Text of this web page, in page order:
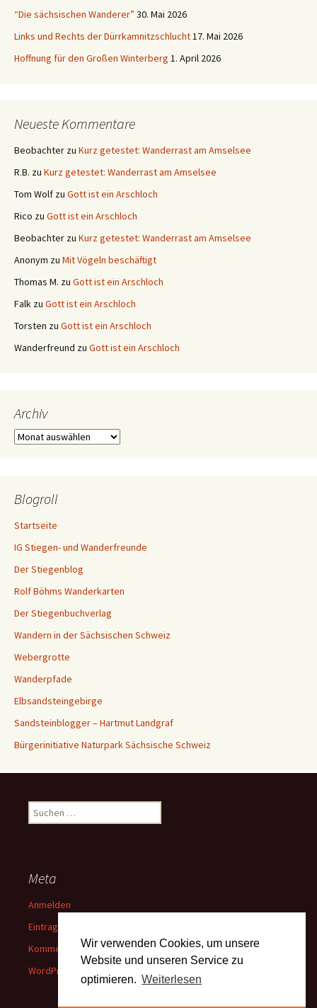
Wir verwenden Cookies, um unsere
Website und unseren Service zu
optimieren. Weiterlesen
“Die sächsischen Wanderer” 30. Mai 2026
Links und Rechts der Dürrkamnitzschlucht17. Mai 2026
Hoffnung für den Großen Winterberg 1. April 2026
Neueste Kommentare
Beobachter zu Kurz getestet: Wanderrast am Amselsee
R.B. zu Kurz getestet: Wanderrast am Amselsee
Tom Wolf zu Gott ist ein Arschloch
Rico zu Gott ist ein Arschloch
Beobachter zu Kurz getestet: Wanderrast am Amselsee
Anonym zu Mit Vögeln beschäftigt
Thomas M. zu Gott ist ein Arschloch
Falk zu Gott ist ein Arschloch
Torsten zu Gott ist ein Arschloch
Wanderfreund zu Gott ist ein Arschloch
Archiv
Archiv
Blogroll
Startseite
IG Stiegen- und Wanderfreunde
Der Stiegenblog
Rolf Böhms Wanderkarten
Der Stiegenbuchverlag
Wandern in der Sächsischen Schweiz
Webergrotte
Wanderpfade
Elbsandsteingebirge
Sandsteinblogger – Hartmut Landgraf
Bürgerinitiative Naturpark Sächsische Schweiz
Suchen
nach:
Meta
Anmelden
Eintrags-Feed
Kommentar-Feed
WordPress.org